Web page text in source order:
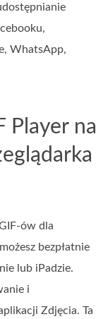
WhatsApp,
Player na
ów dla
bezpłatnie
lub iPadzie.
i
Zdjęcia. Ta